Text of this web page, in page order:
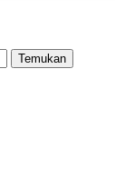
Temukan